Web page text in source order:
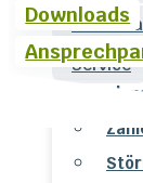
Für
Service
Downloads